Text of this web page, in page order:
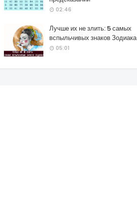
02:46
Лучше их не злить: 5 самых
вспыльчивых знаков Зодиака
05:01